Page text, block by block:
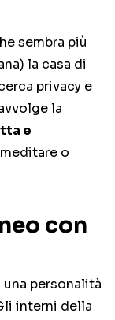
sembra più
la casa di
privacy e
la
e
o
con
personalità
interni della